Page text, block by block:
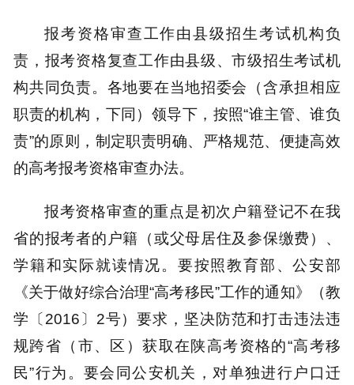
报考资格审查工作由县级招生考试机构负
责，报考资格复查工作由县级、市级招生考试机
构共同负责。各地要在当地招委会（含承担相应
职责的机构，下同）领导下，按照“谁主管、谁负
责”的原则，制定职责明确、严格规范、便捷高效
的高考报考资格审查办法。
报考资格审查的重点是初次户籍登记不在我
省的报考者的户籍（或父母居住及参保缴费）、
学籍和实际就读情况。要按照教育部、公安部
《关于做好综合治理“高考移民”工作的通知》（教
学〔2016〕2号）要求，坚决防范和打击违法违
规跨省（市、区）获取在陕高考资格的“高考移
民”行为。要会同公安机关，对单独进行户口迁